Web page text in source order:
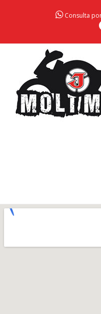
Consulta